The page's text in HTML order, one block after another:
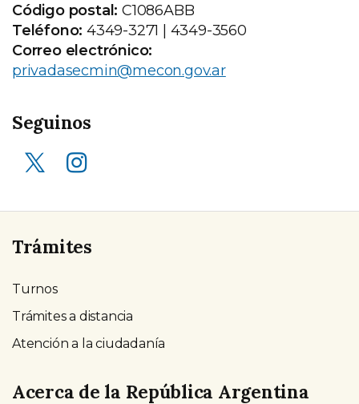
Código postal: C1086ABB
Teléfono: 4349-3271 | 4349-3560
Correo electrónico:
privadasecmin@mecon.gov.ar
Seguinos
X (ex Twitter) Instagram
Trámites
Turnos
Trámites a distancia
Atención a la ciudadanía
Acerca de la República Argentina